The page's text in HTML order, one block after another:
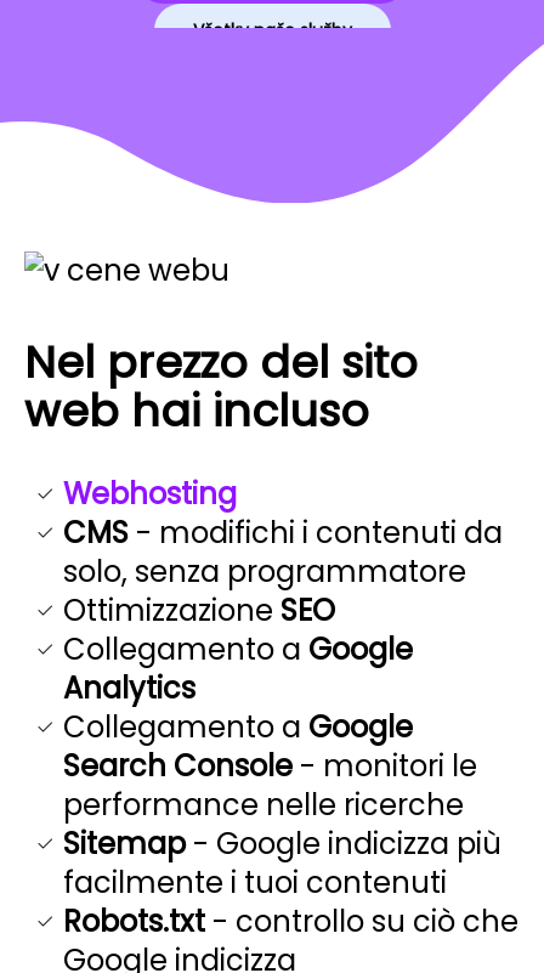
Všetky naše služby
Nel prezzo del sito
web hai incluso
Webhosting
CMS - modifichi i contenuti da
solo, senza programmatore
Ottimizzazione SEO
Collegamento a Google
Analytics
Collegamento a Google
Search Console - monitori le
performance nelle ricerche
Sitemap- Google indicizza più
facilmente i tuoi contenuti
Robots.txt - controllo su ciò che
Google indicizza